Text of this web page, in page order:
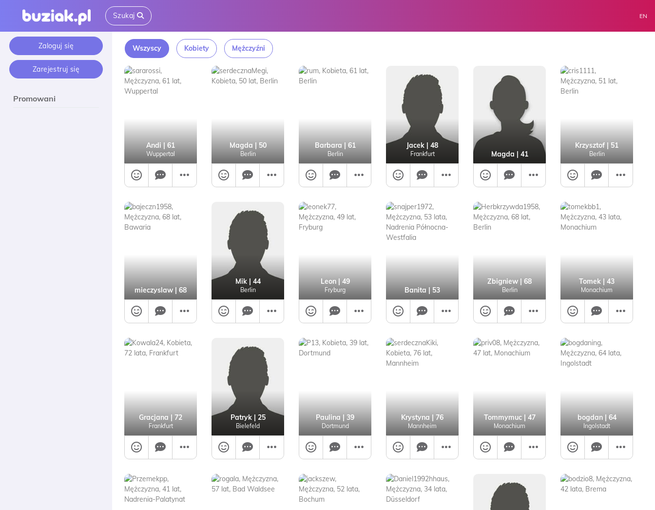
Szukaj EN
Zaloguj się
Zarejestruj się
Promowani
Wszyscy Kobiety Mężczyźni
Andi | 61
Wuppertal
Magda | 50
Berlin
Barbara | 61
Berlin
Jacek | 48
Frankfurt Magda | 41
Krzysztof | 51
Berlin
mieczyslaw | 68
Mik| 44
Berlin
Leon| 49
Fryburg Banita | 53
Zbigniew | 68
Berlin
Tomek | 43
Monachium
Gracjana | 72
Frankfurt
Patryk| 25
Bielefeld
Paulina | 39
Dortmund
Krystyna | 76
Mannheim
Tommymuc| 47
Monachium
bogdan| 64
Ingolstadt